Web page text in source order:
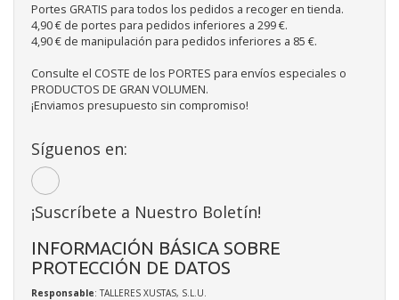
Portes GRATIS para todos los pedidos a recoger en tienda.
4,90 € de portes para pedidos inferiores a 299 €.
4,90 € de manipulación para pedidos inferiores a 85 €.
Consulte el COSTE de los PORTES para envíos especiales o
PRODUCTOS DE GRAN VOLUMEN.
¡Enviamos presupuesto sin compromiso!
Síguenos en:
¡Suscríbete a Nuestro Boletín!
INFORMACIÓN BÁSICA SOBRE
PROTECCIÓN DE DATOS
Responsable: TALLERES XUSTAS, S.L.U.